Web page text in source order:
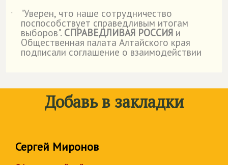
˙
"Уверен, что наше сотрудничество
поспособствует справедливым итогам
выборов". СПРАВЕДЛИВАЯ РОССИЯ и
Общественная палата Алтайского края
подписали соглашение о взаимодействии
Добавь в закладки
Сергей Миронов